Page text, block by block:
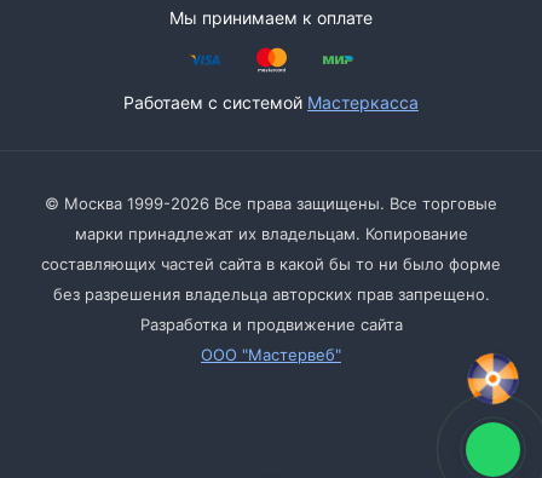
Мы принимаем к оплате
Работаем с системой Мастеркасса
© Москва 1999-2026 Все права защищены. Все торговые
марки принадлежат их владельцам. Копирование
составляющих частей сайта в какой бы то ни было форме
без разрешения владельца авторских прав запрещено.
Разработка и продвижение сайта
ООО "Мастервеб"